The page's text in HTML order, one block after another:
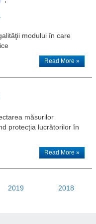
modului în care
Read More »
măsurilor
protecția lucrătorilor în
Read More »
2019 2018